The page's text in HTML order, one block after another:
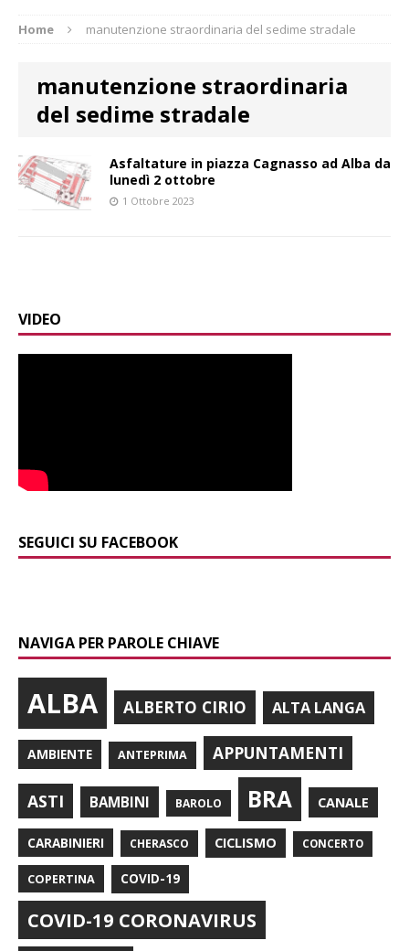
Home manutenzione straordinaria del sedime stradale
manutenzione straordinaria
del sedime stradale
Asfaltature in piazza Cagnasso ad Alba da
lunedì 2 ottobre
1 Ottobre 2023
VIDEO
SEGUICI SU FACEBOOK
NAVIGA PER PAROLE CHIAVE
ALBA ALBERTO CIRIO ALTA LANGA
AMBIENTE ANTEPRIMA APPUNTAMENTI
ASTI BAMBINI BAROLO BRA CANALE
CARABINIERI CHERASCO CICLISMO CONCERTO
COPERTINA COVID-19
COVID-19 CORONAVIRUS